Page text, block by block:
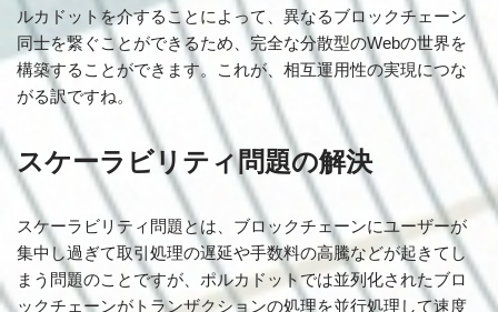
ルカドットを介することによって、異なるブロックチェーン
同士を繋ぐことができるため、完全な分散型のWebの世界を
構築することができます。これが、相互運用性の実現につな
がる訳ですね。
スケーラビリティ問題の解決
スケーラビリティ問題とは、ブロックチェーンにユーザーが
集中し過ぎて取引処理の遅延や手数料の高騰などが起きてし
まう問題のことですが、ポルカドットでは並列化されたブロ
ックチェーンがトランザクションの処理を並行処理して速度